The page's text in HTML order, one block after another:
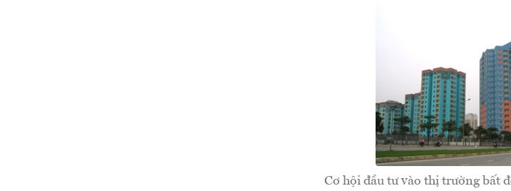
Cơ hội đầu tư vào thị trường bất